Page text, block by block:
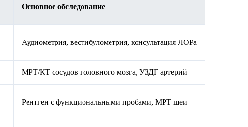
Основное обследование
Аудиометрия, вестибулометрия, консультация ЛОРа
МРТ/КТ сосудов головного мозга, УЗДГ артерий
Рентген с функциональными пробами, МРТ шеи